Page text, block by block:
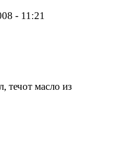
- 11:21
течот масло из